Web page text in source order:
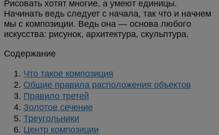
Рисовать хотят многие, а умеют единицы.
Начинать ведь следует с начала, так что и начнем
мы с композиции. Ведь она — основа любого
искусства: рисунок, архитектура, скульптура.
Содержание
Что такое композиция
Общие правила расположения объектов
Правило третей
Золотое сечение
Треугольники
Центр композиции